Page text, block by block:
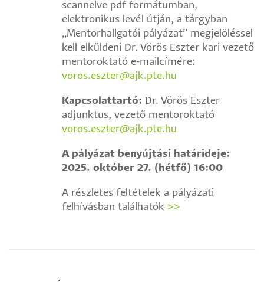
scannelve pdf formátumban,
elektronikus levél útján, a tárgyban
„Mentorhallgatói pályázat” megjelöléssel
kell elküldeni Dr. Vörös Eszter kari vezető
mentoroktató e-mailcímére:
voros.eszter@ajk.pte.hu
Kapcsolattartó: Dr. Vörös Eszter
adjunktus, vezető mentoroktató
voros.eszter@ajk.pte.hu
A pályázat benyújtási határideje:
2025. október 27. (hétfő) 16:00
A részletes feltételek a pályázati
felhívásban találhatók >>